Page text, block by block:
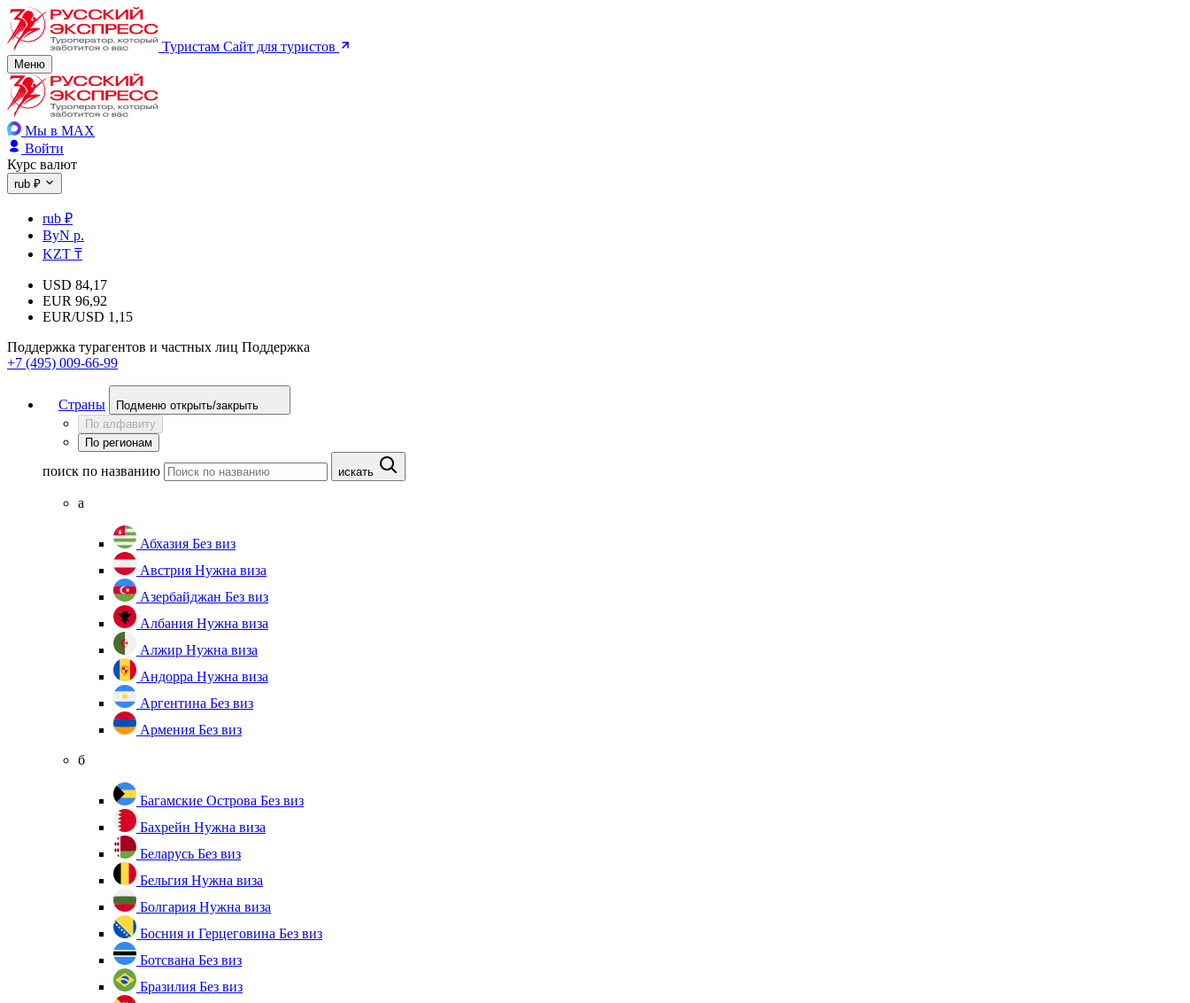
Туристам Сайт для туристов
Меню
Мы в MAX
Войти
Курс валют
rub ₽
rub ₽
ByN р.
KZT ₸
USD 84,17
EUR 96,92
EUR/USD 1,15
Поддержка турагентов и частных лиц Поддержка
+7 (495) 009-66-99
Страны
Подменю открыть/закрыть
По алфавиту
По регионам
поиск по названию искать
а
Абхазия Без виз
Австрия Нужна виза
Азербайджан Без виз
Албания Нужна виза
Алжир Нужна виза
Андорра Нужна виза
Аргентина Без виз
Армения Без виз
б
Багамские Острова Без виз
Бахрейн Нужна виза
Беларусь Без виз
Бельгия Нужна виза
Болгария Нужна виза
Босния и Герцеговина Без виз
Ботсвана Без виз
Бразилия Без виз